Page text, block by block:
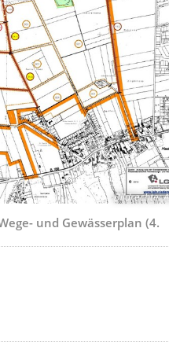
Bildrechte:
und Gewässerplan (4.